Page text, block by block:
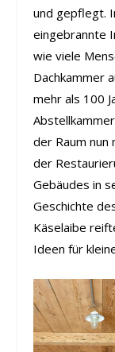
und gepflegt.
eingebrannte
wie viele
Dachkammer
mehr als 100
der Raum nun
der
Gebäudes in
Geschichte
Käselaibe
Ideen für